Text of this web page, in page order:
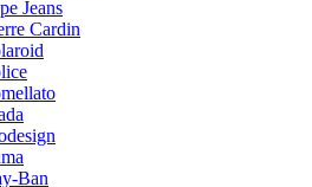
Jeans
Cardin
Ban